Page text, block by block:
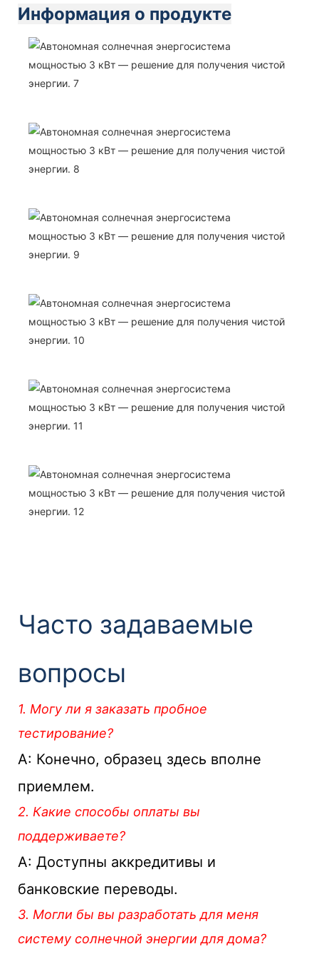
Информация о продукте
Часто задаваемые
вопросы
1. Могу ли я заказать пробное
тестирование?
А: Конечно, образец здесь вполне
приемлем.
2. Какие способы оплаты вы
поддерживаете?
A: Доступны аккредитивы и
банковские переводы.
3. Могли бы вы разработать для меня
систему солнечной энергии для дома?